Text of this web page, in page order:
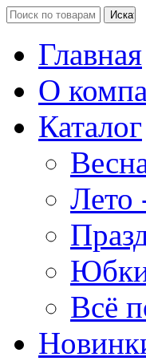
Главная
О
Каталог
Лето
Всё